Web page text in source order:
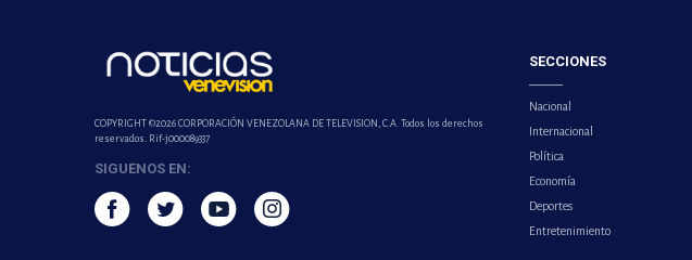
COPYRIGHT ©2026 CORPORACIÓN VENEZOLANA DE TELEVISION, C.A. Todos los derechos
reservados. Rif-j000089337
SIGUENOS EN:
SECCIONES
Nacional
Internacional
Política
Economía
Deportes
Entretenimiento